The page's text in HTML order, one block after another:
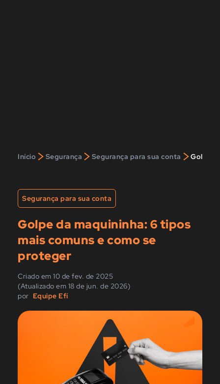
Início > Segurança > Segurança para sua conta >Golpe
Segurança para sua conta
Golpe da maquininha: 6 tipos
mais comuns e como se
proteger
Criado em 10 de fev. de 2025
(Atualizado em 18 de jun. de 2026)
por Equipe Efí